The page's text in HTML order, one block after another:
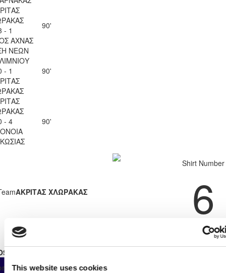
This website uses cookies
- 1
ΑΧΝΑΣ
90'
ΝΕΩΝ
- 1
90'
- 4
90'
ΑΚΡΙΤΑΣ ΧΛΩΡΑΚΑΣ
Shirt Number
6
STATS 2025 - 2026
App